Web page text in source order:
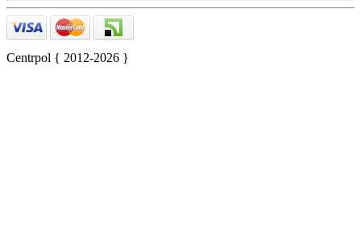
Centrpol { 2012-2026 }